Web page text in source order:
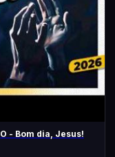
- Bom dia, Jesus!